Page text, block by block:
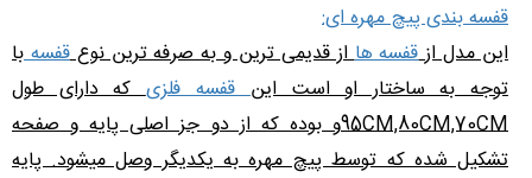
قفسه بندی پیچ مهره ای:
این مدل ازقفسه هااز قدیمی ترین و به صرفه ترین نوعقفسهبا
توجه به ساختار او است اینقفسه فلزیکه دارای طول
95CM,80CM,70CMو بوده که از دو جز اصلی پایه و صفحه
تشکیل شده که توسط پیچ مهره به یکدیگر وصل میشود. پایه